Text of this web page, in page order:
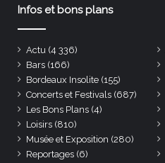
Infos et bons plans
Actu (4 336)
Bars (166)
Bordeaux Insolite (155)
Concerts et Festivals (687)
Les Bons Plans (4)
Loisirs (810)
Musée et Exposition (280)
Reportages (6)